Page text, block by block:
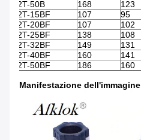
2T-50B
168 123
2T-15BF
107 95
2T-20BF
107 102
2T-25BF
138 108
2T-32BF
149 131
2T-40BF
160 141
2T-50BF
186 160
Manifestazione dell'immagine